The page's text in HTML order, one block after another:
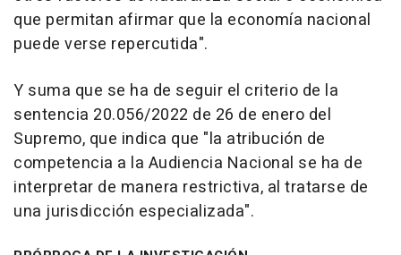
que permitan afirmar que la economía nacional
puede verse repercutida".
Y suma que se ha de seguir el criterio de la
sentencia 20.056/2022 de 26 de enero del
Supremo, que indica que "la atribución de
competencia a la Audiencia Nacional se ha de
interpretar de manera restrictiva, al tratarse de
una jurisdicción especializada".